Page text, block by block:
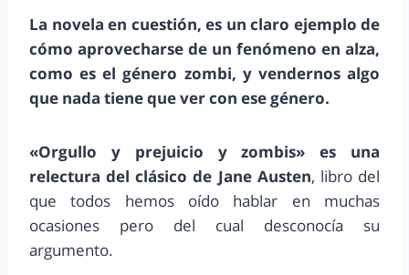
La novela en cuestión, es un claro ejemplo de
cómo aprovecharse de un fenómeno en alza,
como es el género zombi, y vendernos algo
que nada tiene que ver con ese género.
«Orgullo y prejuicio y zombis» es una
relectura del clásico de Jane Austen, libro del
que todos hemos oído hablar en muchas
ocasiones pero del cual desconocía su
argumento.